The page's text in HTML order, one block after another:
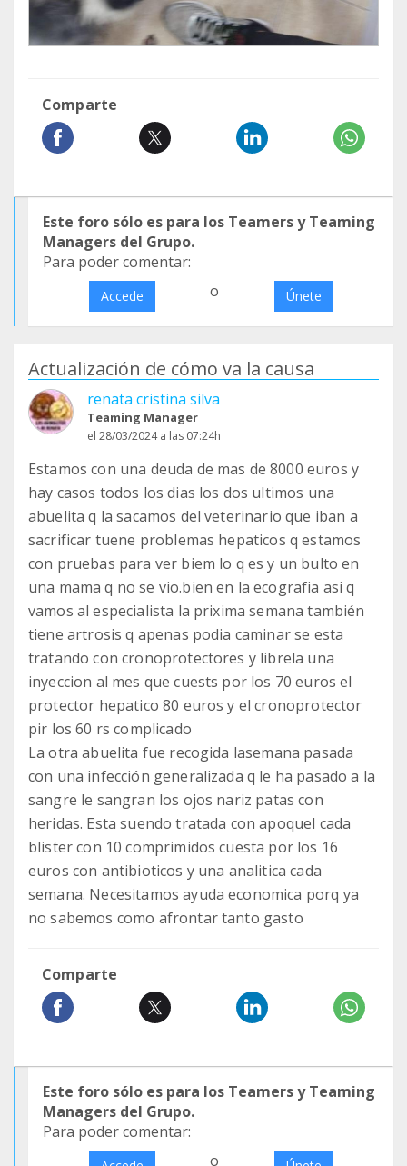
Comparte
Este foro sólo es para los Teamers y Teaming
Managers del Grupo.
Para poder comentar:
Accede o Únete
Actualización de cómo va la causa
renata cristina silva
Teaming Manager
el 28/03/2024 a las 07:24h
Estamos con una deuda de mas de 8000 euros y
hay casos todos los dias los dos ultimos una
abuelita q la sacamos del veterinario que iban a
sacrificar tuene problemas hepaticos q estamos
con pruebas para ver biem lo q es y un bulto en
una mama q no se vio.bien en la ecografia asi q
vamos al especialista la prixima semana también
tiene artrosis q apenas podia caminar se esta
tratando con cronoprotectores y librela una
inyeccion al mes que cuests por los 70 euros el
protector hepatico 80 euros y el cronoprotector
pir los 60 rs complicado
La otra abuelita fue recogida lasemana pasada
con una infección generalizada q le ha pasado a la
sangre le sangran los ojos nariz patas con
heridas. Esta suendo tratada con apoquel cada
blister con 10 comprimidos cuesta por los 16
euros con antibioticos y una analitica cada
semana. Necesitamos ayuda economica porq ya
no sabemos como afrontar tanto gasto
Comparte
Este foro sólo es para los Teamers y Teaming
Managers del Grupo.
Para poder comentar:
o